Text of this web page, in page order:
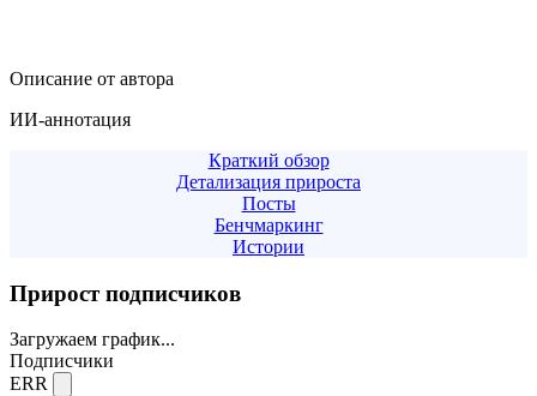
Описание от автора
ИИ-аннотация
Краткий обзор
Детализация прироста
Посты
Бенчмаркинг
Истории
Прирост подписчиков
Загружаем график...
Подписчики
ERR